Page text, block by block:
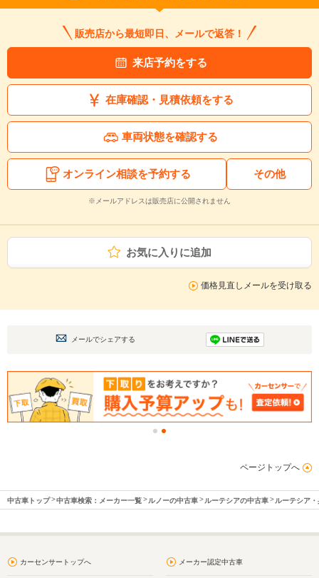
販売店から最短即日、メールで返答！
来店予約をする
在庫確認・見積依頼をする
車両状態を確認する
オンライン相談を予約する その他
※メールアドレスは販売店に公開されません
お気に入りに追加
価格見直しメールを受け取る
メールでシェアする
ページトップへ
中古車トップ 中古車検索：メーカー一覧 ルノーの中古車 ルーテシアの中古車 ルーテシア
カーセンサートップへ メーカー認定中古車